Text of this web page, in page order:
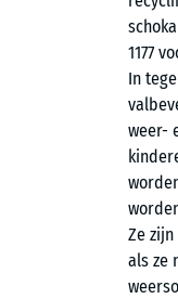
1177
In
weer-
Ze
als ze